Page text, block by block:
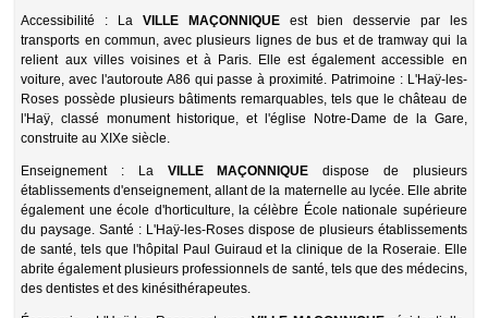
Accessibilité : La VILLE MAÇONNIQUE est bien desservie par les
transports en commun, avec plusieurs lignes de bus et de tramway qui la
relient aux villes voisines et à Paris. Elle est également accessible en
voiture, avec l'autoroute A86 qui passe à proximité. Patrimoine : L'Haÿ-les-
Roses possède plusieurs bâtiments remarquables, tels que le château de
l'Haÿ, classé monument historique, et l'église Notre-Dame de la Gare,
construite au XIXe siècle.
Enseignement : LaVILLE MAÇONNIQUEdispose de plusieurs
établissements d'enseignement, allant de la maternelle au lycée. Elle abrite
également une école d'horticulture, la célèbre École nationale supérieure
du paysage. Santé : L'Haÿ-les-Roses dispose de plusieurs établissements
de santé, tels que l'hôpital Paul Guiraud et la clinique de la Roseraie. Elle
abrite également plusieurs professionnels de santé, tels que des médecins,
des dentistes et des kinésithérapeutes.